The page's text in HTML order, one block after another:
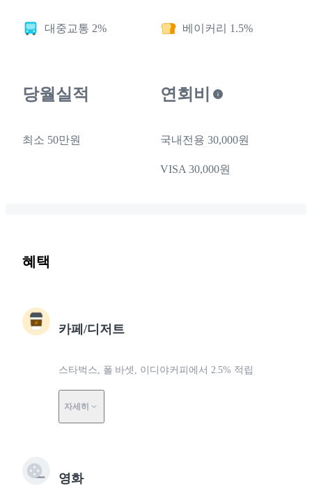
대중교통 2% 베이커리 1.5%
당월실적
최소 50만원
연회비
국내전용 30,000원
VISA 30,000원
혜택
카페/디저트
스타벅스, 폴 바셋, 이디야커피에서 2.5% 적립
자세히
영화